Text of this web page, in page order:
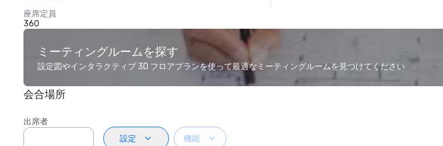
座席定員
360
ミーティングルームを探す
設定図やインタラクティブ 3D フロアプランを使って最適なミーティングルームを見つけてください
会合場所
出席者
設定
機能